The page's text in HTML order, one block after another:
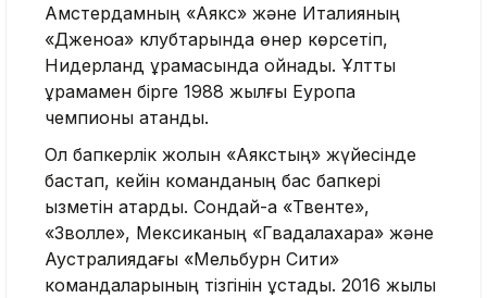
Амстердамның «Аякс» және Италияның
«Дженоа» клубтарында өнер көрсетіп,
Нидерланд құрамасында ойнады. Ұлттық
құрамамен бірге 1988 жылғы Еуропа
чемпионы атанды.
Ол бапкерлік жолын «Аякстың» жүйесінде
бастап, кейін команданың бас бапкері
қызметін атқарды. Сондай-ақ «Твенте»,
«Зволле», Мексиканың «Гвадалахара» және
Аустралиядағы «Мельбурн Сити»
командаларының тізгінін ұстады. 2016 жылы